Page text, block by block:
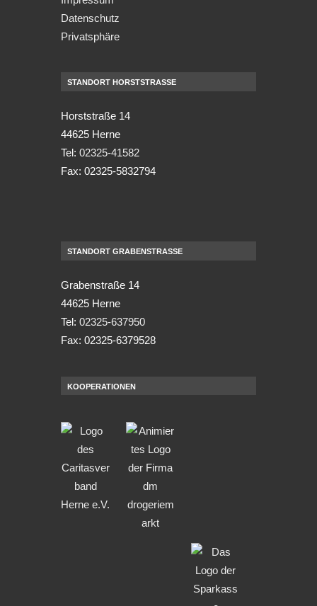
Datenschutz
Privatsphäre
STANDORT HORSTSTRASSE
Horststraße 14
44625 Herne
Tel: 02325-41582
Fax: 02325-5832794
STANDORT GRABENSTRASSE
Grabenstraße 14
44625 Herne
Tel: 02325-637950
Fax: 02325-6379528
KOOPERATIONEN